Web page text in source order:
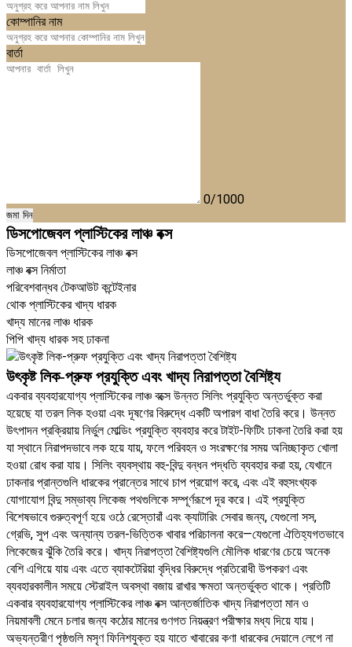
কোম্পানির নাম
বার্তা
0/1000
জমা দিন
ডিসপোজেবল প্লাস্টিকের লাঞ্চ বক্স
ডিসপোজেবল প্লাস্টিকের লাঞ্চ বক্স
লাঞ্চ বক্স নির্মাতা
পরিবেশবান্ধব টেকআউট কন্টেইনার
থোক প্লাস্টিকের খাদ্য ধারক
খাদ্য মানের লাঞ্চ ধারক
পিপি খাদ্য ধারক সহ ঢাকনা
উৎকৃষ্ট লিক-প্রুফ প্রযুক্তি এবং খাদ্য নিরাপত্তা বৈশিষ্ট্য
একবার ব্যবহারযোগ্য প্লাস্টিকের লাঞ্চ বক্সে উন্নত সিলিং প্রযুক্তি অন্তর্ভুক্ত করা
হয়েছে যা তরল লিক হওয়া এবং দূষণের বিরুদ্ধে একটি অপারগ বাধা তৈরি করে। উন্নত
উৎপাদন প্রক্রিয়ায় নির্ভুল মোল্ডিং প্রযুক্তি ব্যবহার করে টাইট-ফিটিং ঢাকনা তৈরি করা হয়
যা স্থানে নিরাপদভাবে লক হয়ে যায়, ফলে পরিবহন ও সংরক্ষণের সময় অনিচ্ছাকৃত খোলা
হওয়া রোধ করা যায়। সিলিং ব্যবস্থায় বহু-বিন্দু বন্ধন পদ্ধতি ব্যবহার করা হয়, যেখানে
ঢাকনার প্রান্তগুলি ধারকের প্রান্তের সাথে চাপ প্রয়োগ করে, এবং এই বহুসংখ্যক
যোগাযোগ বিন্দু সম্ভাব্য লিকেজ পথগুলিকে সম্পূর্ণরূপে দূর করে। এই প্রযুক্তি
বিশেষভাবে গুরুত্বপূর্ণ হয়ে ওঠে রেস্তোরাঁ এবং ক্যাটারিং সেবার জন্য, যেগুলো সস,
গ্রেভি, সুপ এবং অন্যান্য তরল-ভিত্তিক খাবার পরিচালনা করে—যেগুলো ঐতিহ্যগতভাবে
লিকেজের ঝুঁকি তৈরি করে। খাদ্য নিরাপত্তা বৈশিষ্ট্যগুলি মৌলিক ধারণের চেয়ে অনেক
বেশি এগিয়ে যায় এবং এতে ব্যাকটেরিয়া বৃদ্ধির বিরুদ্ধে প্রতিরোধী উপকরণ এবং
ব্যবহারকালীন সময়ে স্টেরাইল অবস্থা বজায় রাখার ক্ষমতা অন্তর্ভুক্ত থাকে। প্রতিটি
একবার ব্যবহারযোগ্য প্লাস্টিকের লাঞ্চ বক্স আন্তর্জাতিক খাদ্য নিরাপত্তা মান ও
নিয়মাবলী মেনে চলার জন্য কঠোর মানের গুণগত নিয়ন্ত্রণ পরীক্ষার মধ্য দিয়ে যায়।
অভ্যন্তরীণ পৃষ্ঠগুলি মসৃণ ফিনিশযুক্ত হয় যাতে খাবারের কণা ধারকের দেয়ালে লেগে না